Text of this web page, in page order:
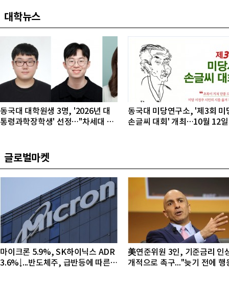
대학뉴스
동국대 대학원생 3명, '2026년 대
통령과학장학생' 선정…"차세대 연
동국대 미당연구소, '제3회 미
손글씨 대회' 개최…10월 12
글로벌마켓
마이크론 5.9%, SK하이닉스 ADR
3.6%↓...반도체주, 급반등에 따른
美연준위원 3인, 기준금리 인
개적으로 촉구..."늦기 전에 행